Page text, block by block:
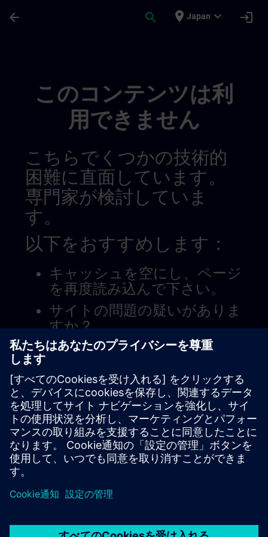
arrow_back search place Japan expand_more login
このコンテンツは利
用できません
こちらでくつかの技術的
困難に直面しています。
専門家が検討していま
す。
以下をおすすめします：
キャッシュを空にし、ページ
を再度読み込んで下さい。
サイトの問題の疑いがありま
すか？
問題を報告